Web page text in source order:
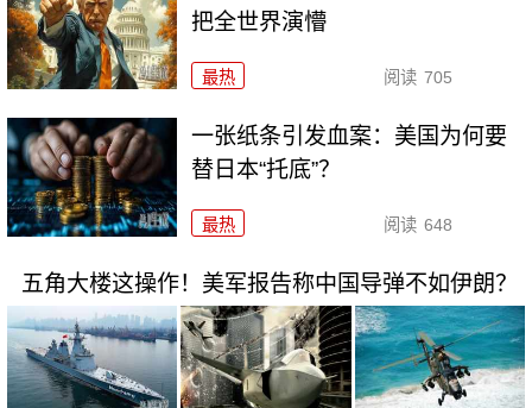
把全世界演懵
最热 阅读 705
一张纸条引发血案：美国为何要
替日本“托底”？
最热 阅读 648
五角大楼这操作！美军报告称中国导弹不如伊朗？